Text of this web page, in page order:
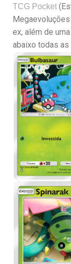
TCG Pocket
ex, além de
abaixo todas as